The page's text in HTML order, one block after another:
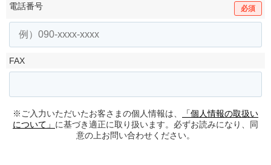
電話番号 必須
FAX
※ご入力いただいたお客さまの個人情報は、
「個人情報の取扱い
について」 に基づき適正に取り扱います。必ずお読みになり、同
意の上お問い合わせください。